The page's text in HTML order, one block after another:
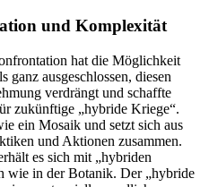
und Komplexität
hat die Möglichkeit
ganz ausgeschlossen, diesen
verdrängt und schaffte
zukünftige „hybride Kriege“.
ein Mosaik und setzt sich aus
und Aktionen zusammen.
es sich mit „hybriden
wie in der Botanik. Der „hybride